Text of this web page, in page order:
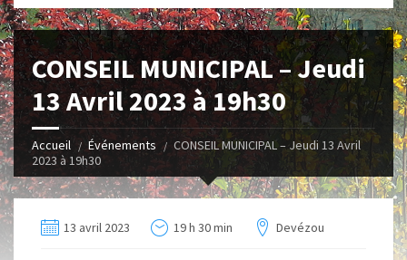
CONSEIL MUNICIPAL – Jeudi
13 Avril 2023 à 19h30
Accueil Événements
CONSEIL MUNICIPAL – Jeudi 13 Avril
2023 à 19h30
13 avril 2023 19 h 30 min Devézou